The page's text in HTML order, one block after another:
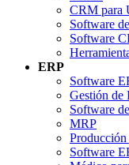
CRM para
Software
Software
ERP
Software
Gestión de
Software
MRP
Software